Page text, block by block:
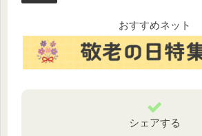
おすすめネット
シェアする